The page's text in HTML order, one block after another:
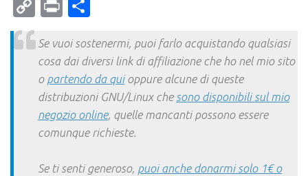
CopyPrint
Se vuoi sostenermi, puoi farlo acquistando qualsiasi
cosa dai diversi link di affiliazione che ho nel mio sito
o partendo da quioppure alcune di queste
distribuzioni GNU/Linux che sono disponibili sul mio
negozio online, quelle mancanti possono essere
comunque richieste.
Se ti senti generoso, puoi anche donarmi solo 1€ o